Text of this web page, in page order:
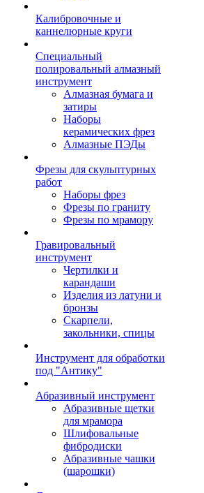
Калибровочные и
каннелюрные круги
Специальный
полировальный алмазный
инструмент
Алмазная бумага и
затиры
Наборы
керамических фрез
Алмазные ПЭДы
Фрезы для скульптурных
работ
Наборы фрез
Фрезы по граниту
Фрезы по мрамору
Гравировальный
инструмент
Чертилки и
карандаши
Изделия из латуни и
бронзы
Скарпели,
закольники, спицы
Инструмент для обработки
под "Антику"
Абразивный инструмент
Абразивные щетки
для мрамора
Шлифовальные
фибродиски
Абразивные чашки
(шарошки)